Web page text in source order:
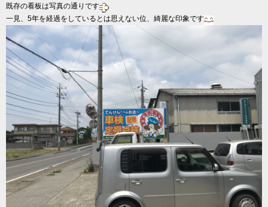
既存の看板は写真の通りです
一見、5年を経過をしているとは思えない位、綺麗な印象です